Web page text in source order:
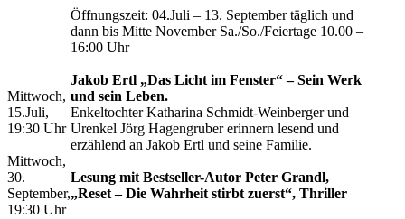
Öffnungszeit: 04.Juli – 13. September täglich und
dann bis Mitte November Sa./So./Feiertage 10.00 –
16:00 Uhr
Mittwoch,
15.Juli,
19:30 Uhr
Jakob Ertl „Das Licht im Fenster“ – Sein Werk
und sein Leben.
Enkeltochter Katharina Schmidt-Weinberger und
Urenkel Jörg Hagengruber erinnern lesend und
erzählend an Jakob Ertl und seine Familie.
Mittwoch,
30.
September,
19:30 Uhr
Lesung mit Bestseller-Autor Peter Grandl,
„Reset – Die Wahrheit stirbt zuerst“, Thriller